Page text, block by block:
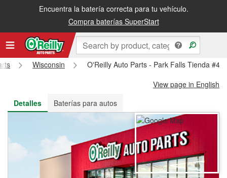
Encuentra la batería correcta para tu vehículo.
Compra baterías SuperStart
Recibe tu orden gratis al día siguiente o recógela en la tienda
Wisconsin
O'Reilly Auto Parts - Park Falls Tienda
View page in English
Detalles
Baterías para autos